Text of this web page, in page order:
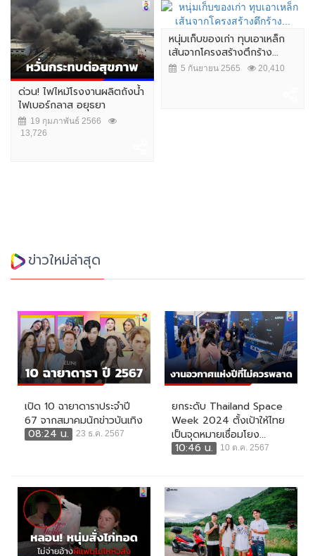
ด่วน! ไฟไหม้โรงงานผลิตถังน้ำ
ไฟเบอร์กลาส อยุธยา
19 กุมภาพันธ์ 2566
13,726
หนุ่มเก็บของเก่า ทุบเอาเหล็ก
เส้นจากโครงสร้างตึกร้าง...
5 กันยายน 2565 20,410
ข่าวใหม่ล่าสุด
เปิด 10 ฉายาดาราประจำปี
67 จากสมาคมนักข่าวบันเทิง
08:24 น.
23 ธ.ค. 2567
ยกระดับ Thailand Space
Week 2024 ตั้งเป้าให้ไทย
เป็นจุดหมายเชื่อมโยง...
10:46 น.
10 ต.ค. 2567